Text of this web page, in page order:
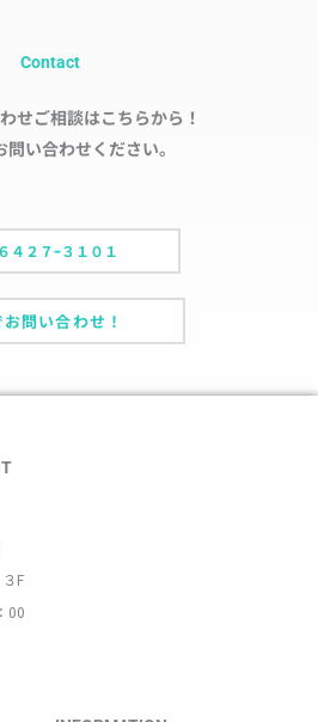
Contact
せご相談はこちらから！
問い合わせください。
４２７ｰ３１０１
問い合わせ！
F
00